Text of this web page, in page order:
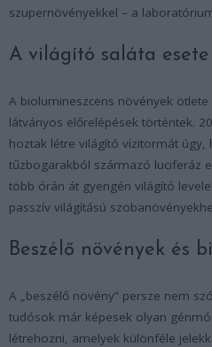
szupernövényekkel – a
A világító saláta esete
A biolumineszcens növények
látványos előrelépések történtek.
hoztak létre világító vízitormát úgy,
tűzbogarakból származó luciferáz
több órán át gyengén világító
passzív világítású
Beszélő növények és
A „beszélő növény” persze nem
tudósok már képesek olyan
létrehozni, amelyek különféle